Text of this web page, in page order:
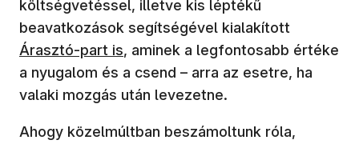
költségvetéssel, illetve kis léptékű
beavatkozások segítségével kialakított
Árasztó-part is, aminek a legfontosabb értéke
a nyugalom és a csend – arra az esetre, ha
valaki mozgás után levezetne.
Ahogy közelmúltban beszámoltunk róla,